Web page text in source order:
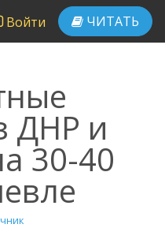
Войти ЧИТАТЬ
ДНР и
30-40